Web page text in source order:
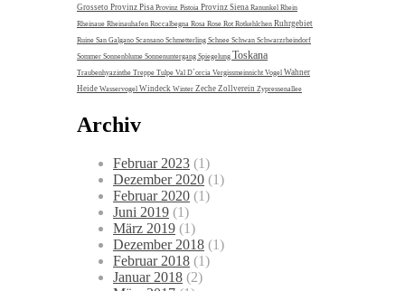
Grosseto Provinz Pisa Provinz Pistoia Provinz Siena Ranunkel Rhein
Rheinaue Rheinauhafen Roccalbegna Rosa Rose Rot Rotkehlchen Ruhrgebiet
Ruine San Galgano Scansano Schmetterling Schnee Schwan Schwarzrheindorf
Sommer Sonnenblume Sonnenuntergang Spiegelung Toskana
Traubenhyazinthe Treppe Tulpe Val D´orcia Vergissmeinnicht Vogel Wahner
Heide Wasservogel Windeck Winter Zeche Zollverein Zypressenallee
Archiv
Februar 2023 (1)
Dezember 2020 (1)
Februar 2020 (1)
Juni 2019 (1)
März 2019 (1)
Dezember 2018 (1)
Februar 2018 (1)
Januar 2018 (2)